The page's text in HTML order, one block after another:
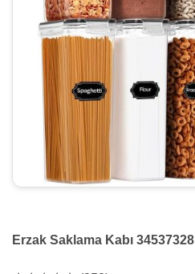
Erzak Saklama Kabı 34537328